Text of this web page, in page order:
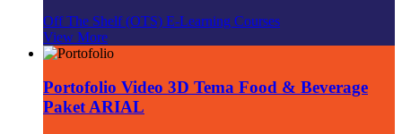
Off The Shelf (OTS) E-Learning Courses
View More
Portofolio Video 3D Tema Food & Beverage
Paket ARIAL